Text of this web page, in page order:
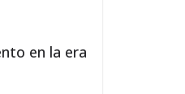
en la era